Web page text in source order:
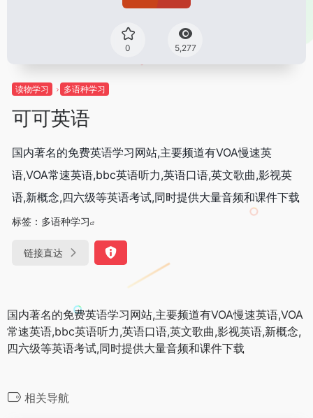
0 5,277
读物学习 多语种学习
可可英语
国内著名的免费英语学习网站,主要频道有VOA慢速英
语,VOA常速英语,bbc英语听力,英语口语,英文歌曲,影视英
语,新概念,四六级等英语考试,同时提供大量音频和课件下载
标签： 多语种学习
链接直达
国内著名的免费英语学习网站,主要频道有VOA慢速英语,VOA
常速英语,bbc英语听力,英语口语,英文歌曲,影视英语,新概念,
四六级等英语考试,同时提供大量音频和课件下载
相关导航